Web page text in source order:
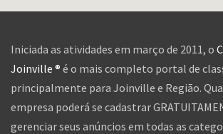
Iniciada as atividades em março de 2011, o
Joinville ® é o mais completo portal de
principalmente para Joinville e Região.
empresa poderá se cadastrar
gerenciar seus anúncios em todas as